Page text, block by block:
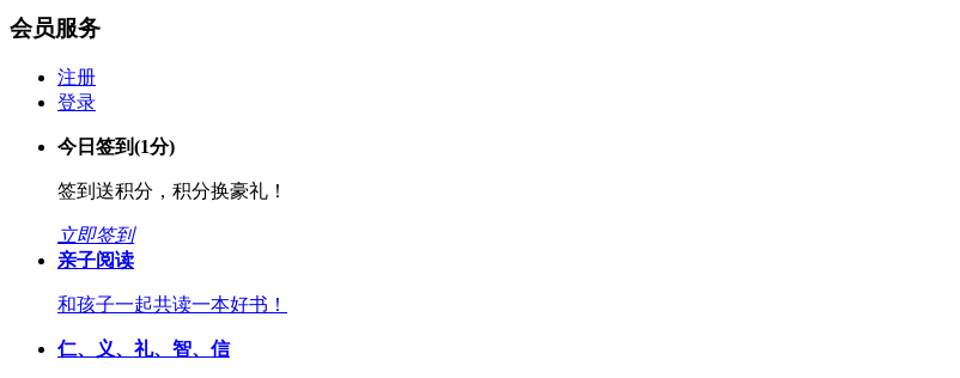
会员服务
注册
登录
今日签到(1分)
签到送积分，积分换豪礼！
立即签到
亲子阅读
和孩子一起共读一本好书！
仁、义、礼、智、信